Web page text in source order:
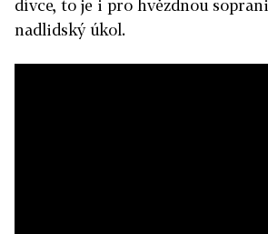
dívce, to je i pro hvězdnou
nadlidský úkol.